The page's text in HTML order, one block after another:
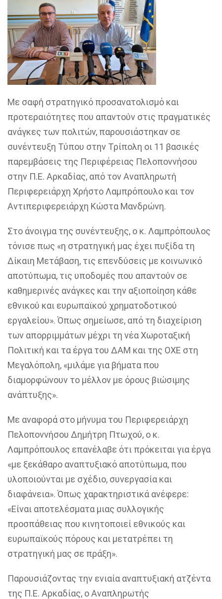
Με σαφή στρατηγικό προσανατολισμό και
προτεραιότητες που απαντούν στις πραγματικές
ανάγκες των πολιτών, παρουσιάστηκαν σε
συνέντευξη Τύπου στην Τρίπολη οι 11 βασικές
παρεμβάσεις της Περιφέρειας Πελοποννήσου
στην Π.Ε. Αρκαδίας, από τον Αναπληρωτή
Περιφερειάρχη Χρήστο Λαμπρόπουλο και τον
Αντιπεριφερειάρχη Κώστα Μανδρώνη.
Στο άνοιγμα της συνέντευξης, ο κ. Λαμπρόπουλος
τόνισε πως «η στρατηγική μας έχει πυξίδα τη
Δίκαιη Μετάβαση, τις επενδύσεις με κοινωνικό
αποτύπωμα, τις υποδομές που απαντούν σε
καθημερινές ανάγκες και την αξιοποίηση κάθε
εθνικού και ευρωπαϊκού χρηματοδοτικού
εργαλείου». Όπως σημείωσε, από τη διαχείριση
των απορριμμάτων μέχρι τη νέα Χωροταξική
Πολιτική και τα έργα του ΔΑΜ και της ΟΧΕ στη
Μεγαλόπολη, «μιλάμε για βήματα που
διαμορφώνουν το μέλλον με όρους βιώσιμης
ανάπτυξης».
Με αναφορά στο μήνυμα του Περιφερειάρχη
Πελοποννήσου Δημήτρη Πτωχού, ο κ.
Λαμπρόπουλος επανέλαβε ότι πρόκειται για έργα
«με ξεκάθαρο αναπτυξιακό αποτύπωμα, που
υλοποιούνται με σχέδιο, συνεργασία και
διαφάνεια». Όπως χαρακτηριστικά ανέφερε:
«Είναι αποτελέσματα μιας συλλογικής
προσπάθειας που κινητοποιεί εθνικούς και
ευρωπαϊκούς πόρους και μετατρέπει τη
στρατηγική μας σε πράξη».
Παρουσιάζοντας την ενιαία αναπτυξιακή ατζέντα
της Π.Ε. Αρκαδίας, ο Αναπληρωτής